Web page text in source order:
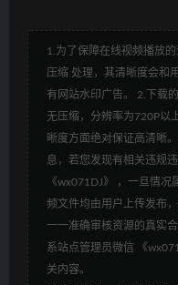
1.为了保障在线视频播放
压缩 处理，其清晰度会和
有网站水印广告。 2.下载
无压缩，分辨率为720P以
晰度方面绝对保证高清晰
息，若您发现有相关违规
《wx071DJ》 ，一旦情
频文件均由用户上传发布
一一准确审核资源的真实
系站点管理员微信 《
关内容。